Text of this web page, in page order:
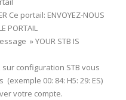
Ce portail: ENVOYEZ-NOUS
PORTAIL
» YOUR STB IS
configuration STB vous
00: 84: H5: 29: ES)
votre compte.